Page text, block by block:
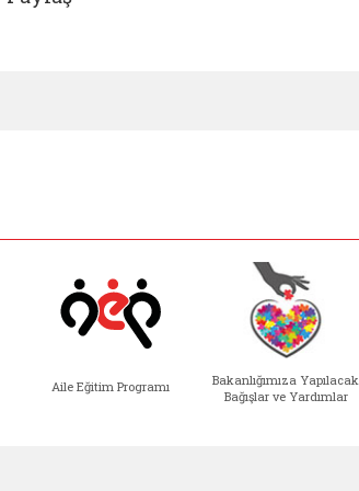
Aile Eğitim Programı
Bakanlığımıza Yapılacak
Bağışlar ve Yardımlar